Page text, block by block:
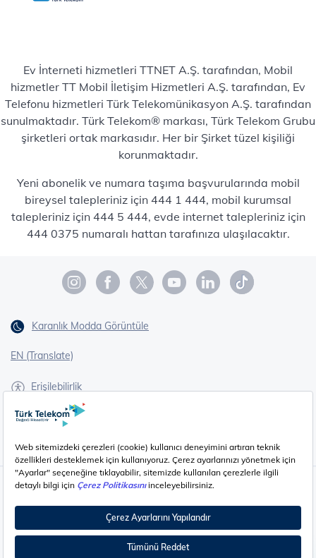
Ev İnterneti hizmetleri TTNET A.Ş. tarafından, Mobil
hizmetler TT Mobil İletişim Hizmetleri A.Ş. tarafından, Ev
Telefonu hizmetleri Türk Telekomünikasyon A.Ş. tarafından
sunulmaktadır. Türk Telekom® markası, Türk Telekom Grubu
şirketleri ortak markasıdır. Her bir Şirket tüzel kişiliği
korunmaktadır.
Yeni abonelik ve numara taşıma başvurularında mobil
bireysel talepleriniz için 444 1 444, mobil kurumsal
talepleriniz için 444 5 444, evde internet talepleriniz için
444 0375 numaralı hattan tarafınıza ulaşılacaktır.
Karanlık Modda Görüntüle
EN (Translate)
Erişilebilirlik
İşaret Dili Çevirisi
Çerez Ayarları